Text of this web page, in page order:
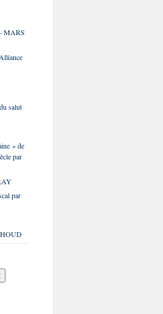
MARS
salut
» de
par
par